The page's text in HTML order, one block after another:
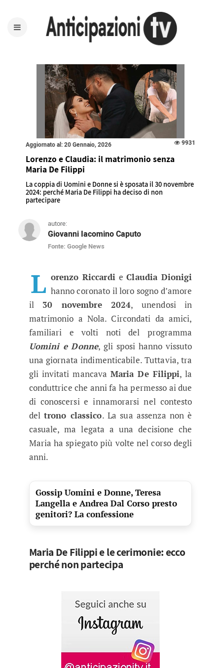
Aggiornato al: 20 Gennaio, 2026 9931
Lorenzo e Claudia: il matrimonio senza
Maria De Filippi
La coppia di Uomini e Donne si è sposata il 30 novembre
2024: perché Maria De Filippi ha deciso di non
partecipare
autore:
Giovanni Iacomino Caputo
Fonte: Google News
Lorenzo e Claudia: il
L orenzo RiccardieClaudia Dionigi
hanno coronato il loro sogno d’amore
il 30 novembre 2024, unendosi in
matrimonio a Nola. Circondati da amici,
familiari e volti noti del programma
Uomini e Donne, gli sposi hanno vissuto
una giornata indimenticabile. Tuttavia, tra
gli invitati mancavaMaria De Filippi, la
conduttrice che anni fa ha permesso ai due
di conoscersi e innamorarsi nel contesto
deltrono classico. La sua assenza non è
casuale, ma legata a una decisione che
Maria ha spiegato più volte nel corso degli
anni.
Gossip Uomini e Donne, Teresa
Langella e Andrea Dal Corso presto
genitori? La confessione
Maria De Filippi e le cerimonie: ecco
perché non partecipa